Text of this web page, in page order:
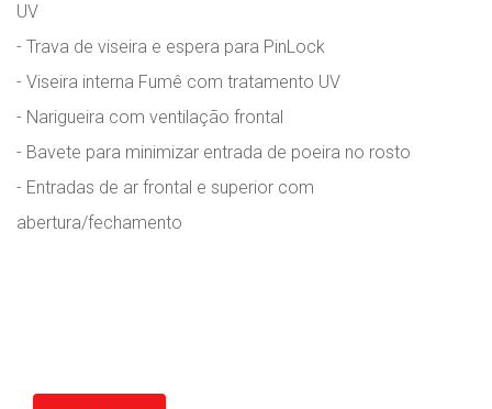
UV
- Trava de viseira e espera para PinLock
- Viseira interna Fumê com tratamento UV
- Narigueira com ventilação frontal
- Bavete para minimizar entrada de poeira no rosto
- Entradas de ar frontal e superior com
abertura/fechamento